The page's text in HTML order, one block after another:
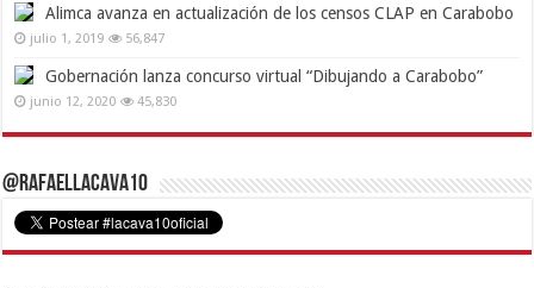
Alimca avanza en actualización de los censos CLAP en Carabobo
julio 1, 2019 56,847
Gobernación lanza concurso virtual “Dibujando a Carabobo”
junio 12, 2020 45,830
@RafaelLacava10